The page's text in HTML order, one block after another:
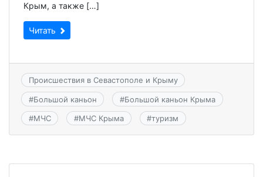
Крым, а также […]
Читать
Происшествия в Севастополе и Крыму
#Большой каньон #Большой каньон Крыма
#МЧС #МЧС Крыма #туризм